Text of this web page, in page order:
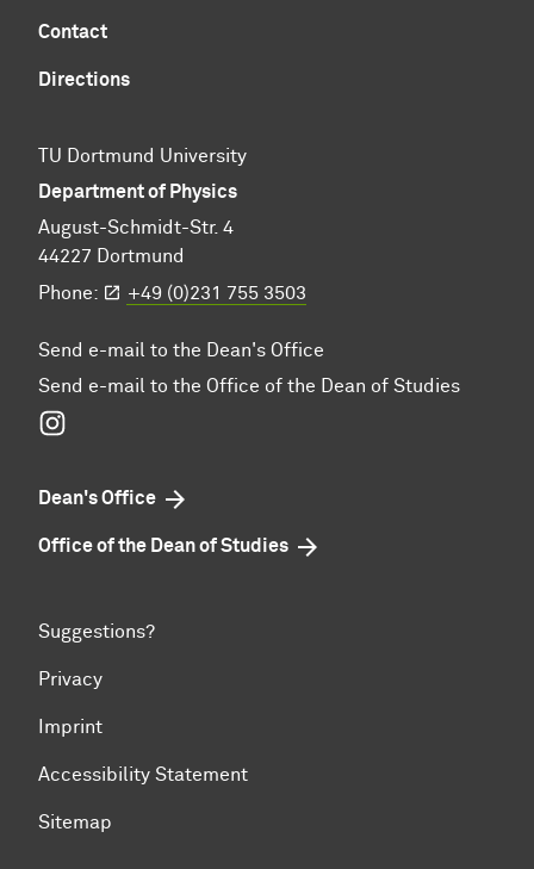
Contact
Directions
TU Dortmund University
Department of Physics
August-Schmidt-Str. 4
44227 Dortmund
Phone:
+49 (0)231 755 3503
Send e-mail to the Dean's Office
Send e-mail to the Office of the Dean of Studies
Dean's Office
Office of the Dean of Studies
Suggestions?
Privacy
Imprint
Accessibility Statement
Sitemap